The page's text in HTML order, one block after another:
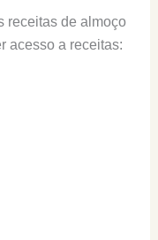
receitas de almoço
acesso a receitas: